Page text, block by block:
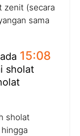
zenit (secara
sama
15:08
sholat
sholat